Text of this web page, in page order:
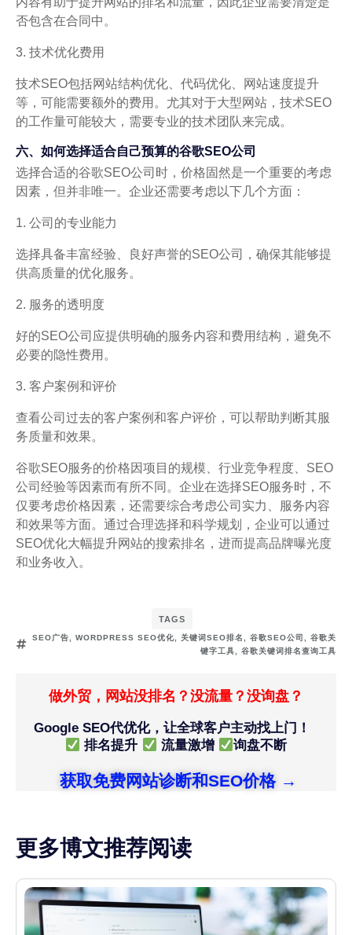
否包含在合同中。
3. 技术优化费用
技术SEO包括网站结构优化、代码优化、网站速度提升
等，可能需要额外的费用。尤其对于大型网站，技术SEO
的工作量可能较大，需要专业的技术团队来完成。
六、如何选择适合自己预算的谷歌SEO公司
选择合适的谷歌SEO公司时，价格固然是一个重要的考虑
因素，但并非唯一。企业还需要考虑以下几个方面：
1. 公司的专业能力
选择具备丰富经验、良好声誉的SEO公司，确保其能够提
供高质量的优化服务。
2. 服务的透明度
好的SEO公司应提供明确的服务内容和费用结构，避免不
必要的隐性费用。
3. 客户案例和评价
查看公司过去的客户案例和客户评价，可以帮助判断其服
务质量和效果。
谷歌SEO服务的价格因项目的规模、行业竞争程度、SEO
公司经验等因素而有所不同。企业在选择SEO服务时，不
仅要考虑价格因素，还需要综合考虑公司实力、服务内容
和效果等方面。通过合理选择和科学规划，企业可以通过
SEO优化大幅提升网站的搜索排名，进而提高品牌曝光度
和业务收入。
TAGS
SEO广告 WORDPRESS SEO优化 关键词SEO排名 谷歌SEO公司
谷歌关
键字工具
谷歌关键词排名查询工具
做外贸，网站没排名？没流量？没询盘？
Google SEO代优化，让全球客户主动找上门！
排名提升
流量激增 询盘不断
获取免费网站诊断和SEO价格 →
更多博文推荐阅读